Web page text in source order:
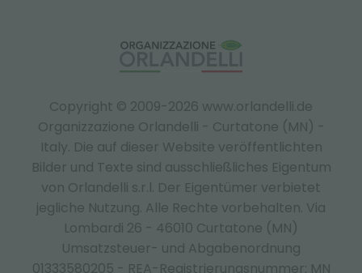
Copyright © 2009-2026 www.orlandelli.de
Organizzazione Orlandelli - Curtatone (MN) -
Italy. Die auf dieser Website veröffentlichten
Bilder und Texte sind ausschließliches Eigentum
von Orlandelli s.r.l. Der Eigentümer verbietet
jegliche Nutzung. Alle Rechte vorbehalten. Via
Lombardi 26 - 46010 Curtatone (MN)
Umsatzsteuer- und Abgabenordnung
01333580205 - REA-Registrierungsnummer: MN